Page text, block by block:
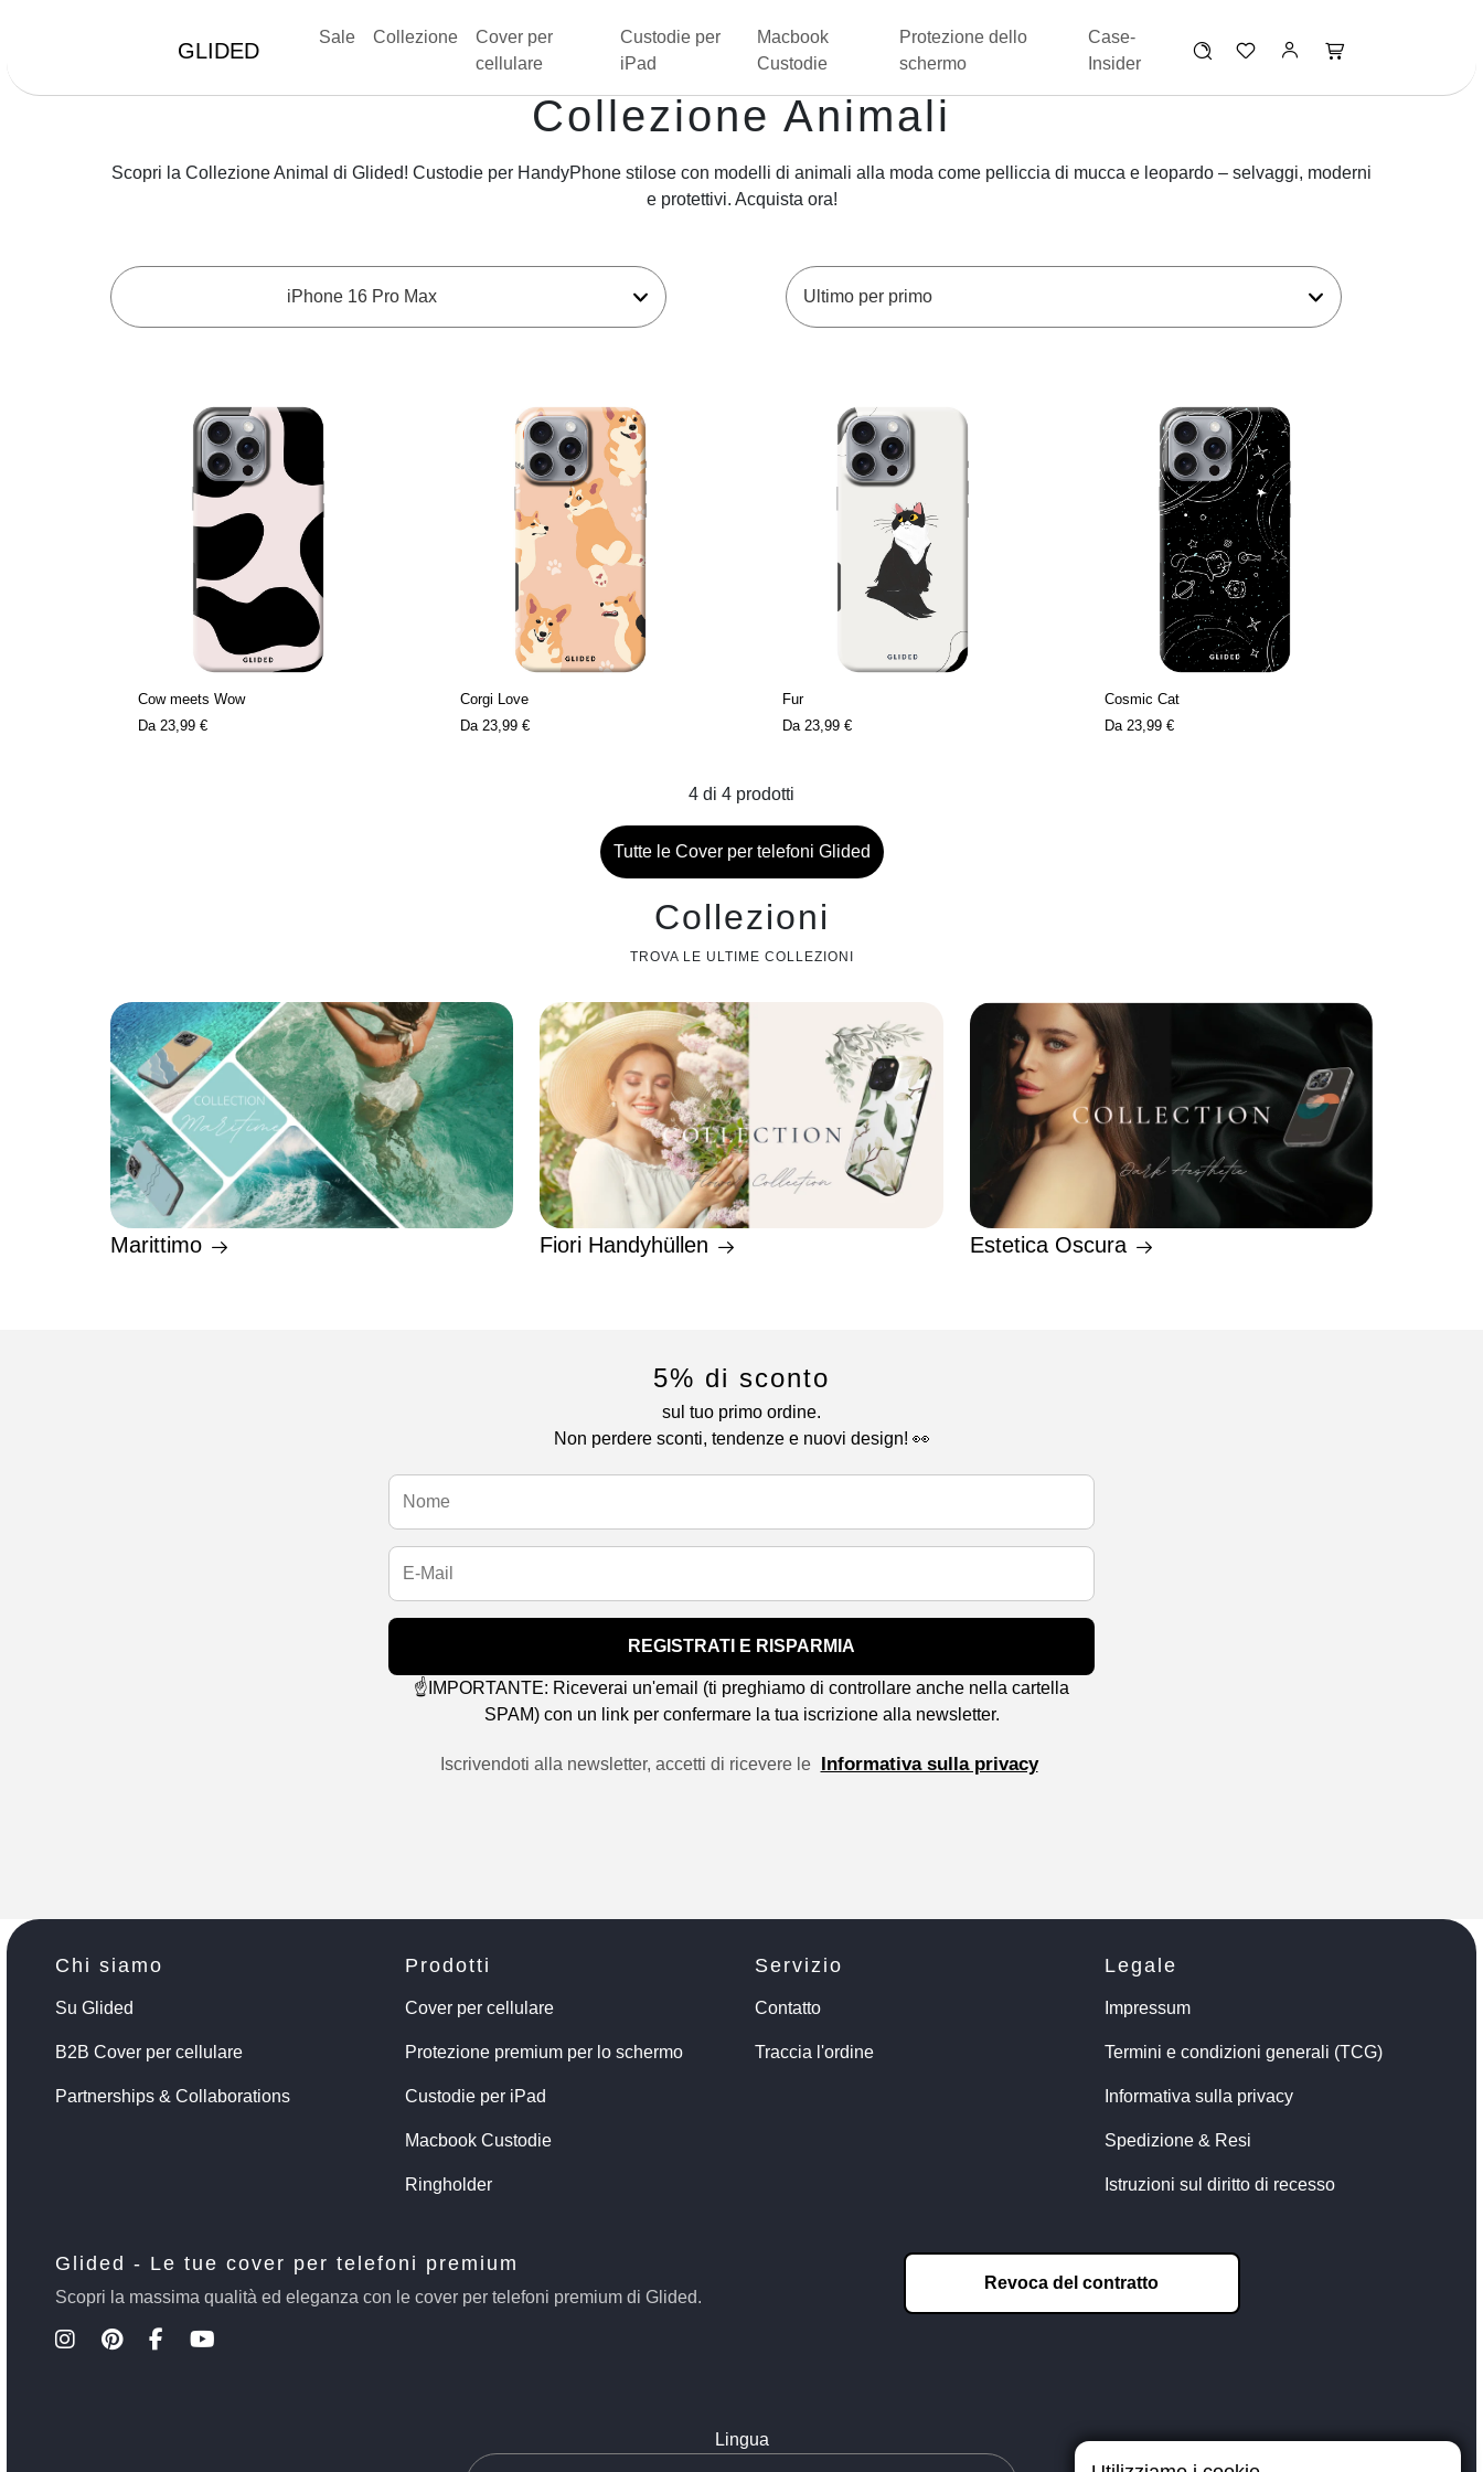
GLIDED
Sale Collezione
Cover per
cellulare
Custodie per
iPad
Macbook
Custodie
Protezione dello
schermo
Case-
Insider
Collezione Animali
Scopri la Collezione Animal di Glided! Custodie per HandyPhone stilose con modelli di animali alla moda come pelliccia di mucca e leopardo – selvaggi, moderni
e protettivi. Acquista ora!
iPhone 16 Pro Max
Cow meets Wow
Da 23,99 €
Corgi Love
Da 23,99 €
Fur
Da 23,99 €
Cosmic Cat
Da 23,99 €
4 di 4 prodotti
Tutte le Cover per telefoni Glided
Collezioni
TROVA LE ULTIME COLLEZIONI
Marittimo Fiori Handyhüllen Estetica Oscura
5% di sconto
sul tuo primo ordine.
Non perdere sconti, tendenze e nuovi design! 👀
REGISTRATI E RISPARMIA
☝️IMPORTANTE: Riceverai un'email (ti preghiamo di controllare anche nella cartella
SPAM) con un link per confermare la tua iscrizione alla newsletter.
Iscrivendoti alla newsletter, accetti di ricevere le Informativa sulla privacy
Chi siamo
Su Glided
B2B Cover per cellulare
Partnerships & Collaborations
Prodotti
Cover per cellulare
Protezione premium per lo schermo
Custodie per iPad
Macbook Custodie
Ringholder
Servizio
Contatto
Traccia l'ordine
Legale
Impressum
Termini e condizioni generali (TCG)
Informativa sulla privacy
Spedizione & Resi
Istruzioni sul diritto di recesso
Glided - Le tue cover per telefoni premium
Scopri la massima qualità ed eleganza con le cover per telefoni premium di Glided.
Revoca del contratto
Lingua